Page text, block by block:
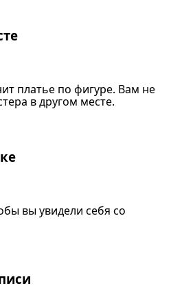
платье по фигуре. Вам не
в другом месте.
вы увидели себя со